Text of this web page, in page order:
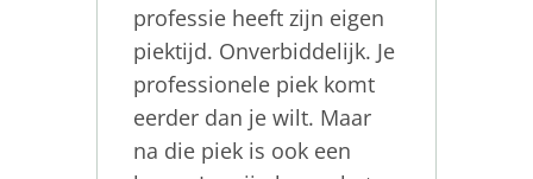
professie heeft zijn eigen
piektijd. Onverbiddelijk. Je
professionele piek komt
eerder dan je wilt. Maar
na die piek is ook een